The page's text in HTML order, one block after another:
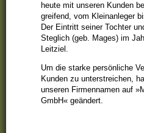
heute mit unseren Kunden
grei­fend, vom Klein­anleger
Der Eintritt seiner Tochter
Steglich (geb. Mages) im
Leitziel.
Um die starke persön­liche
Kunden zu unter­streichen,
unseren Firmen­namen auf
GmbH« geändert.